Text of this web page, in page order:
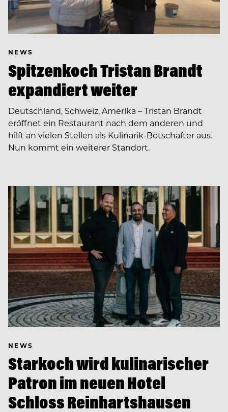
NEWS
Spitzenkoch Tristan Brandt
expandiert weiter
Deutschland, Schweiz, Amerika – Tristan Brandt
eröffnet ein Restaurant nach dem anderen und
hilft an vielen Stellen als Kulinarik-Botschafter aus.
Nun kommt ein weiterer Standort.
NEWS
Starkoch wird kulinarischer
Patron im neuen Hotel
Schloss Reinhartshausen